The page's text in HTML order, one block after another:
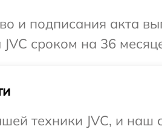
и подписания акта
сроком на 36
техники JVC, и наш